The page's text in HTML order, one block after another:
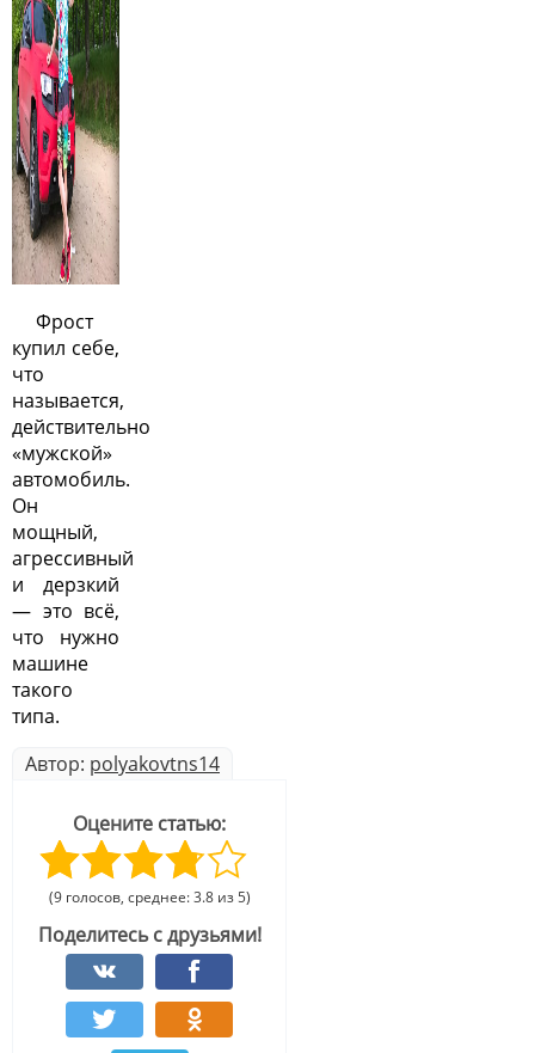
Фрост
купил себе,
что
называется,
действительно
«мужской»
автомобиль.
Он
мощный,
агрессивный
и дерзкий
— это всё,
что нужно
машине
такого
типа.
Автор: polyakovtns14
Оцените статью:
(9 голосов, среднее: 3.8 из 5)
Поделитесь с друзьями!